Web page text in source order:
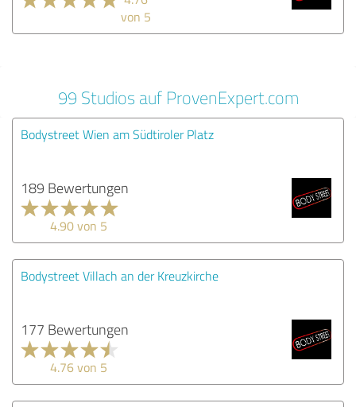
von 5
99 Studios auf ProvenExpert.com
Bodystreet Wien am Südtiroler Platz
189 Bewertungen
4.90 von 5
Bodystreet Villach an der Kreuzkirche
177 Bewertungen
4.76 von 5